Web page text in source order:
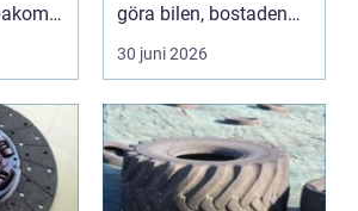
göra bilen, bostaden
eller kontoret varma
och blä...
30 juni 2026